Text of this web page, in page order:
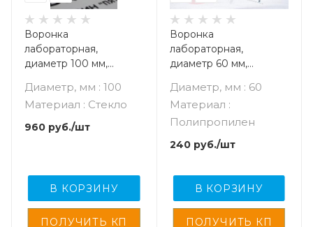
Воронка
лабораторная,
диаметр 100 мм,
Диаметр, мм : 100
Материал : Стекло
960 руб./шт
В КОРЗИНУ
Воронка
лабораторная,
диаметр 60 мм,
Диаметр, мм : 60
Материал :
Полипропилен
240руб./шт
В КОРЗИНУ